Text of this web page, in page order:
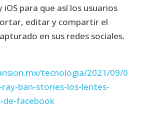
iOS para que así los usuarios
editar y compartir el
en sus redes sociales.
tecnologia/2021/09/0
ban-stories-los-lentes-
de-facebook